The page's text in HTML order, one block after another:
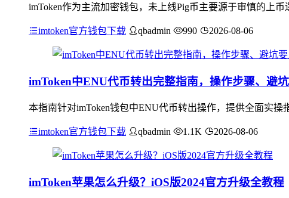
imToken作为主流加密钱包，未上线Pig币主要源于审慎的上
imtoken官方钱包下载 qbadmin 990 2026-08-06
imToken中ENU代币转出完整指南，操作步骤、避
本指南针对imToken钱包中ENU代币转出操作，提供全面实
imtoken官方钱包下载 qbadmin 1.1K 2026-08-06
imToken苹果怎么升级？iOS版2024官方升级全教程